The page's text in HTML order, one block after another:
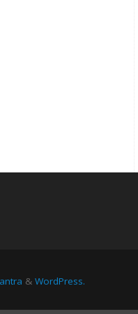
& WordPress.